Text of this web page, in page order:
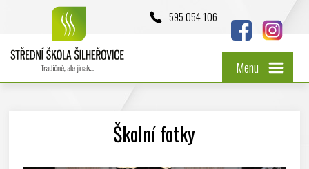
595 054 106
Menu
Školní fotky